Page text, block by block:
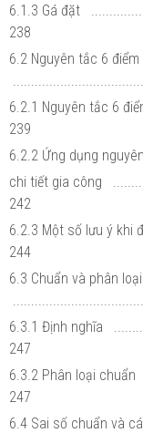
6.1.3 Gá đặt
238
6.2 Nguyên tắc 6
6.2.1 Nguyên tắc 6
239
6.2.2 Ứng dụng
chi tiết gia công
242
6.2.3 Một số lưu ý khi
244
6.3 Chuẩn và phân
6.3.1 Định nghĩa
247
6.3.2 Phân loại chuẩn
247
6.4 Sai số chuẩn và